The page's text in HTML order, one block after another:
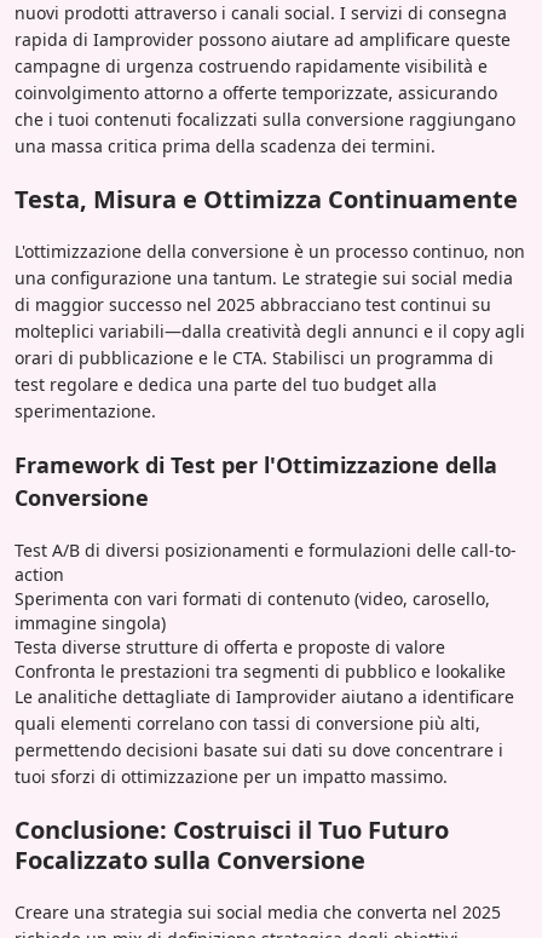
nuovi prodotti attraverso i canali social. I servizi di consegna
rapida di Iamprovider possono aiutare ad amplificare queste
campagne di urgenza costruendo rapidamente visibilità e
coinvolgimento attorno a offerte temporizzate, assicurando
che i tuoi contenuti focalizzati sulla conversione raggiungano
una massa critica prima della scadenza dei termini.
Testa, Misura e Ottimizza Continuamente
L'ottimizzazione della conversione è un processo continuo, non
una configurazione una tantum. Le strategie sui social media
di maggior successo nel 2025 abbracciano test continui su
molteplici variabili—dalla creatività degli annunci e il copy agli
orari di pubblicazione e le CTA. Stabilisci un programma di
test regolare e dedica una parte del tuo budget alla
sperimentazione.
Framework di Test per l'Ottimizzazione della
Conversione
Test A/B di diversi posizionamenti e formulazioni delle call-to-
action
Sperimenta con vari formati di contenuto (video, carosello,
immagine singola)
Testa diverse strutture di offerta e proposte di valore
Confronta le prestazioni tra segmenti di pubblico e lookalike
Le analitiche dettagliate di Iamprovider aiutano a identificare
quali elementi correlano con tassi di conversione più alti,
permettendo decisioni basate sui dati su dove concentrare i
tuoi sforzi di ottimizzazione per un impatto massimo.
Conclusione: Costruisci il Tuo Futuro
Focalizzato sulla Conversione
Creare una strategia sui social media che converta nel 2025